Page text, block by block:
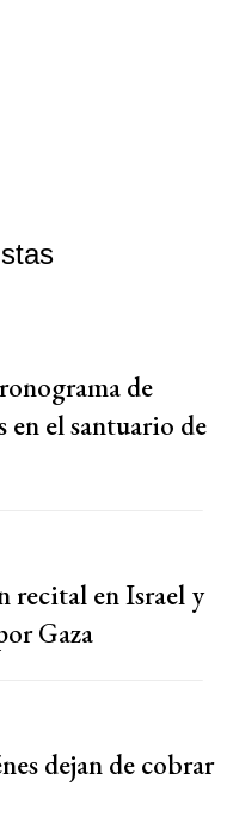
de
en el santuario de
recital en Israel y
Gaza
dejan de cobrar